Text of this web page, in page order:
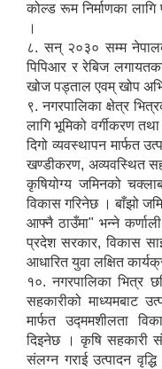
कोल्ड रूम निर्माणका
।
८. सन् २०३० सम्म
पिपिआर र रेबिज
खोज पड्ताल एवम् खोप
९. नगरपालिका क्षेत्र
लागि भूमिको वर्गीकरण
दिगो व्यवस्थापन मार्फत
खण्डीकरण, अव्यवस्थित
कृषियोग्य जमिनको
विकास गरिनेछ । बाँझो
आफ्नै ठाउँमा" भन्ने
प्रदेश सरकार, विकास
आधारित युवा लक्षित
१०. नगरपालिका भित्र
सहकारीको माध्यमबाट
मार्फत उद्ममशीलता
दिइनेछ । कृषि सहकारी
संलग्न गराई उत्पादन